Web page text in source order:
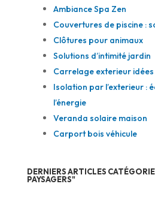
Ambiance Spa Zen
Couvertures de piscine :
Clôtures pour animaux
Solutions d’intimité jardin
Carrelage exterieur idées
Isolation par l’exterieur :
l’énergie
Veranda solaire maison
Carport bois véhicule
DERNIERS ARTICLES
PAYSAGERS"